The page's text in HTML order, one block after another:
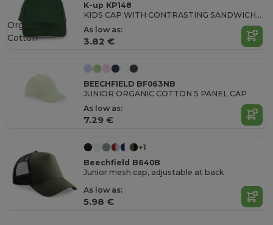
K-up KP148
KIDS CAP WITH CONTRASTING SANDWICH VISOR - 5 PANELS
As low as:
3.82 €
Organic
Cotton
BEECHFIELD BF063NB
JUNIOR ORGANIC COTTON 5 PANEL CAP
As low as:
7.29 €
+1
Beechfield B640B
Junior mesh cap, adjustable at back
As low as:
5.98 €